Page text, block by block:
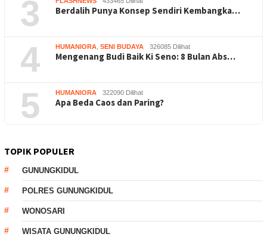
3 Berdalih Punya Konsep Sendiri Kembangka…
4 HUMANIORA SENI BUDAYA 326085 Dilihat
Mengenang Budi Baik Ki Seno: 8 Bulan Abs…
5 HUMANIORA 322090 Dilihat
Apa Beda Caos dan Paring?
TOPIK POPULER
GUNUNGKIDUL
POLRES GUNUNGKIDUL
WONOSARI
WISATA GUNUNGKIDUL